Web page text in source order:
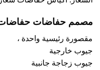
مصمم حفاضات
مقصورة رئيسية واحدة ،
جيوب خارجية
جيوب زجاجة جانبية